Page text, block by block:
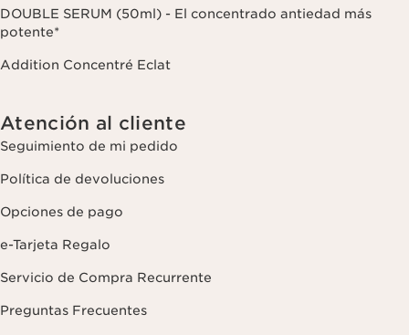
sobre la gestión de sus datos y sus derechos, consulte nuestra
DOUBLE SERUM (50ml) - El concentrado antiedad más
potente*
Addition Concentré Eclat
Atención al cliente
Seguimiento de mi pedido
Política de devoluciones
Opciones de pago
e-Tarjeta Regalo
Servicio de Compra Recurrente
Preguntas Frecuentes